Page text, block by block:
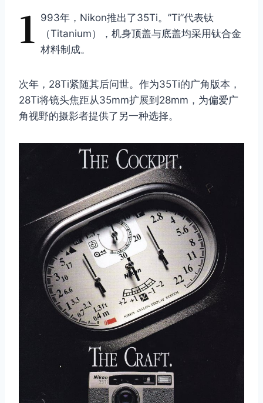
1 993年，Nikon推出了35Ti。”Ti”代表钛
（Titanium），机身顶盖与底盖均采用钛合金
材料制成。
次年，28Ti紧随其后问世。作为35Ti的广角版本，
28Ti将镜头焦距从35mm扩展到28mm，为偏爱广
角视野的摄影者提供了另一种选择。